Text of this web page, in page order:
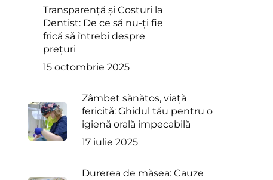
Transparență și Costuri la
Dentist: De ce să nu-ți fie
frică să întrebi despre
prețuri
15 octombrie 2025
Zâmbet sănătos, viață
fericită: Ghidul tău pentru o
igienă orală impecabilă
17 iulie 2025
Durerea de măsea: Cauze